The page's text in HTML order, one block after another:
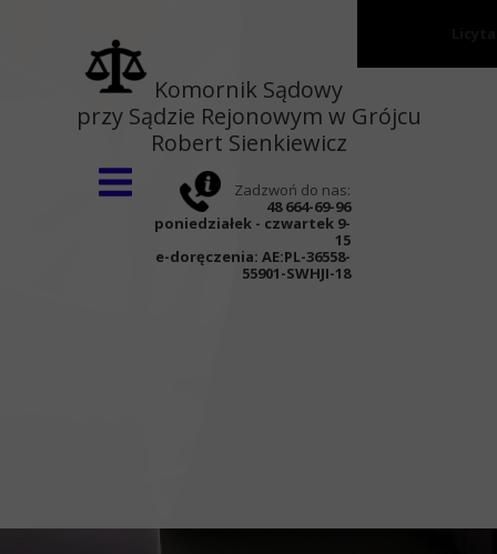
Komornik Sądowy
przy Sądzie Rejonowym w Grójcu
Robert Sienkiewicz
Strona główna
O kancelarii
Zadzwoń do nas:
48 664-69-96
poniedziałek - czwartek 9-
15
e-doręczenia: AE:PL-36558-
55901-SWHJI-18